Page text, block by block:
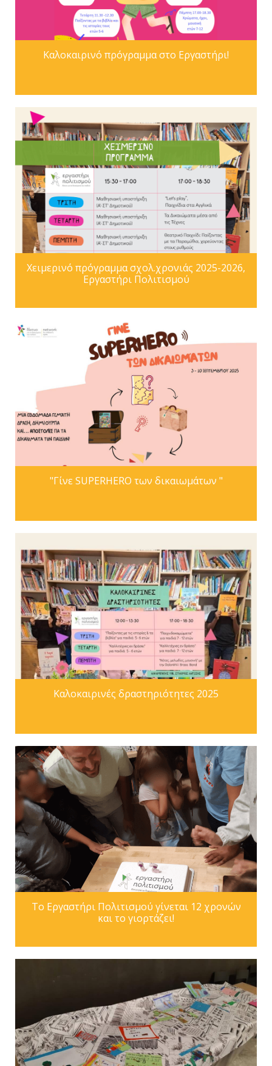
Καλοκαιρινό πρόγραμμα στο Εργαστήρι!
Χειμερινό πρόγραμμα σχολ.χρονιάς 2025-2026,
Εργαστήρι Πολιτισμού
"Γίνε SUPERHERO των δικαιωμάτων "
Kαλοκαιρινές δραστηριότητες 2025
To Εργαστήρι Πολιτισμού γίνεται 12 χρονών
και το γιορτάζει!